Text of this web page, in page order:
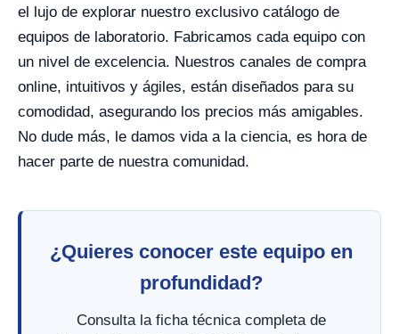
el lujo de explorar nuestro exclusivo catálogo de
equipos de laboratorio. Fabricamos cada equipo con
un nivel de excelencia. Nuestros canales de compra
online, intuitivos y ágiles, están diseñados para su
comodidad, asegurando los precios más amigables.
No dude más, le damos vida a la ciencia, es hora de
hacer parte de nuestra comunidad.
¿Quieres conocer este equipo en
profundidad?
Consulta la ficha técnica completa de